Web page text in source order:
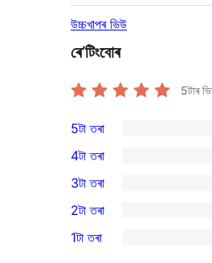
উচ্চখাপৰ ভিউ
ৰে’টিংবোৰ
5টাৰ
122
5-
star
reviews
5টা তৰা
4-
star
reviews
4টা তৰা
2
3-
star
3টা তৰা
2-
2টা তৰা
1টা তৰা